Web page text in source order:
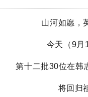
山河如愿，
今天（9月
第十二批30位在韩
将回归